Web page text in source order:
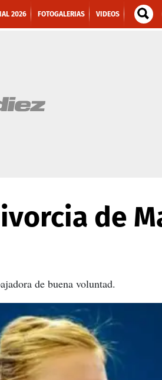
2026 FOTOGALERIAS VIDEOS
de
de buena voluntad.